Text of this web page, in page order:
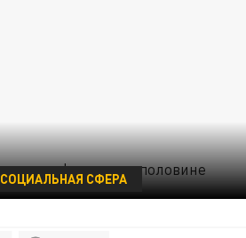
СОЦИАЛЬНАЯ СФЕРА